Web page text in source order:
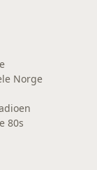
Norge
80s